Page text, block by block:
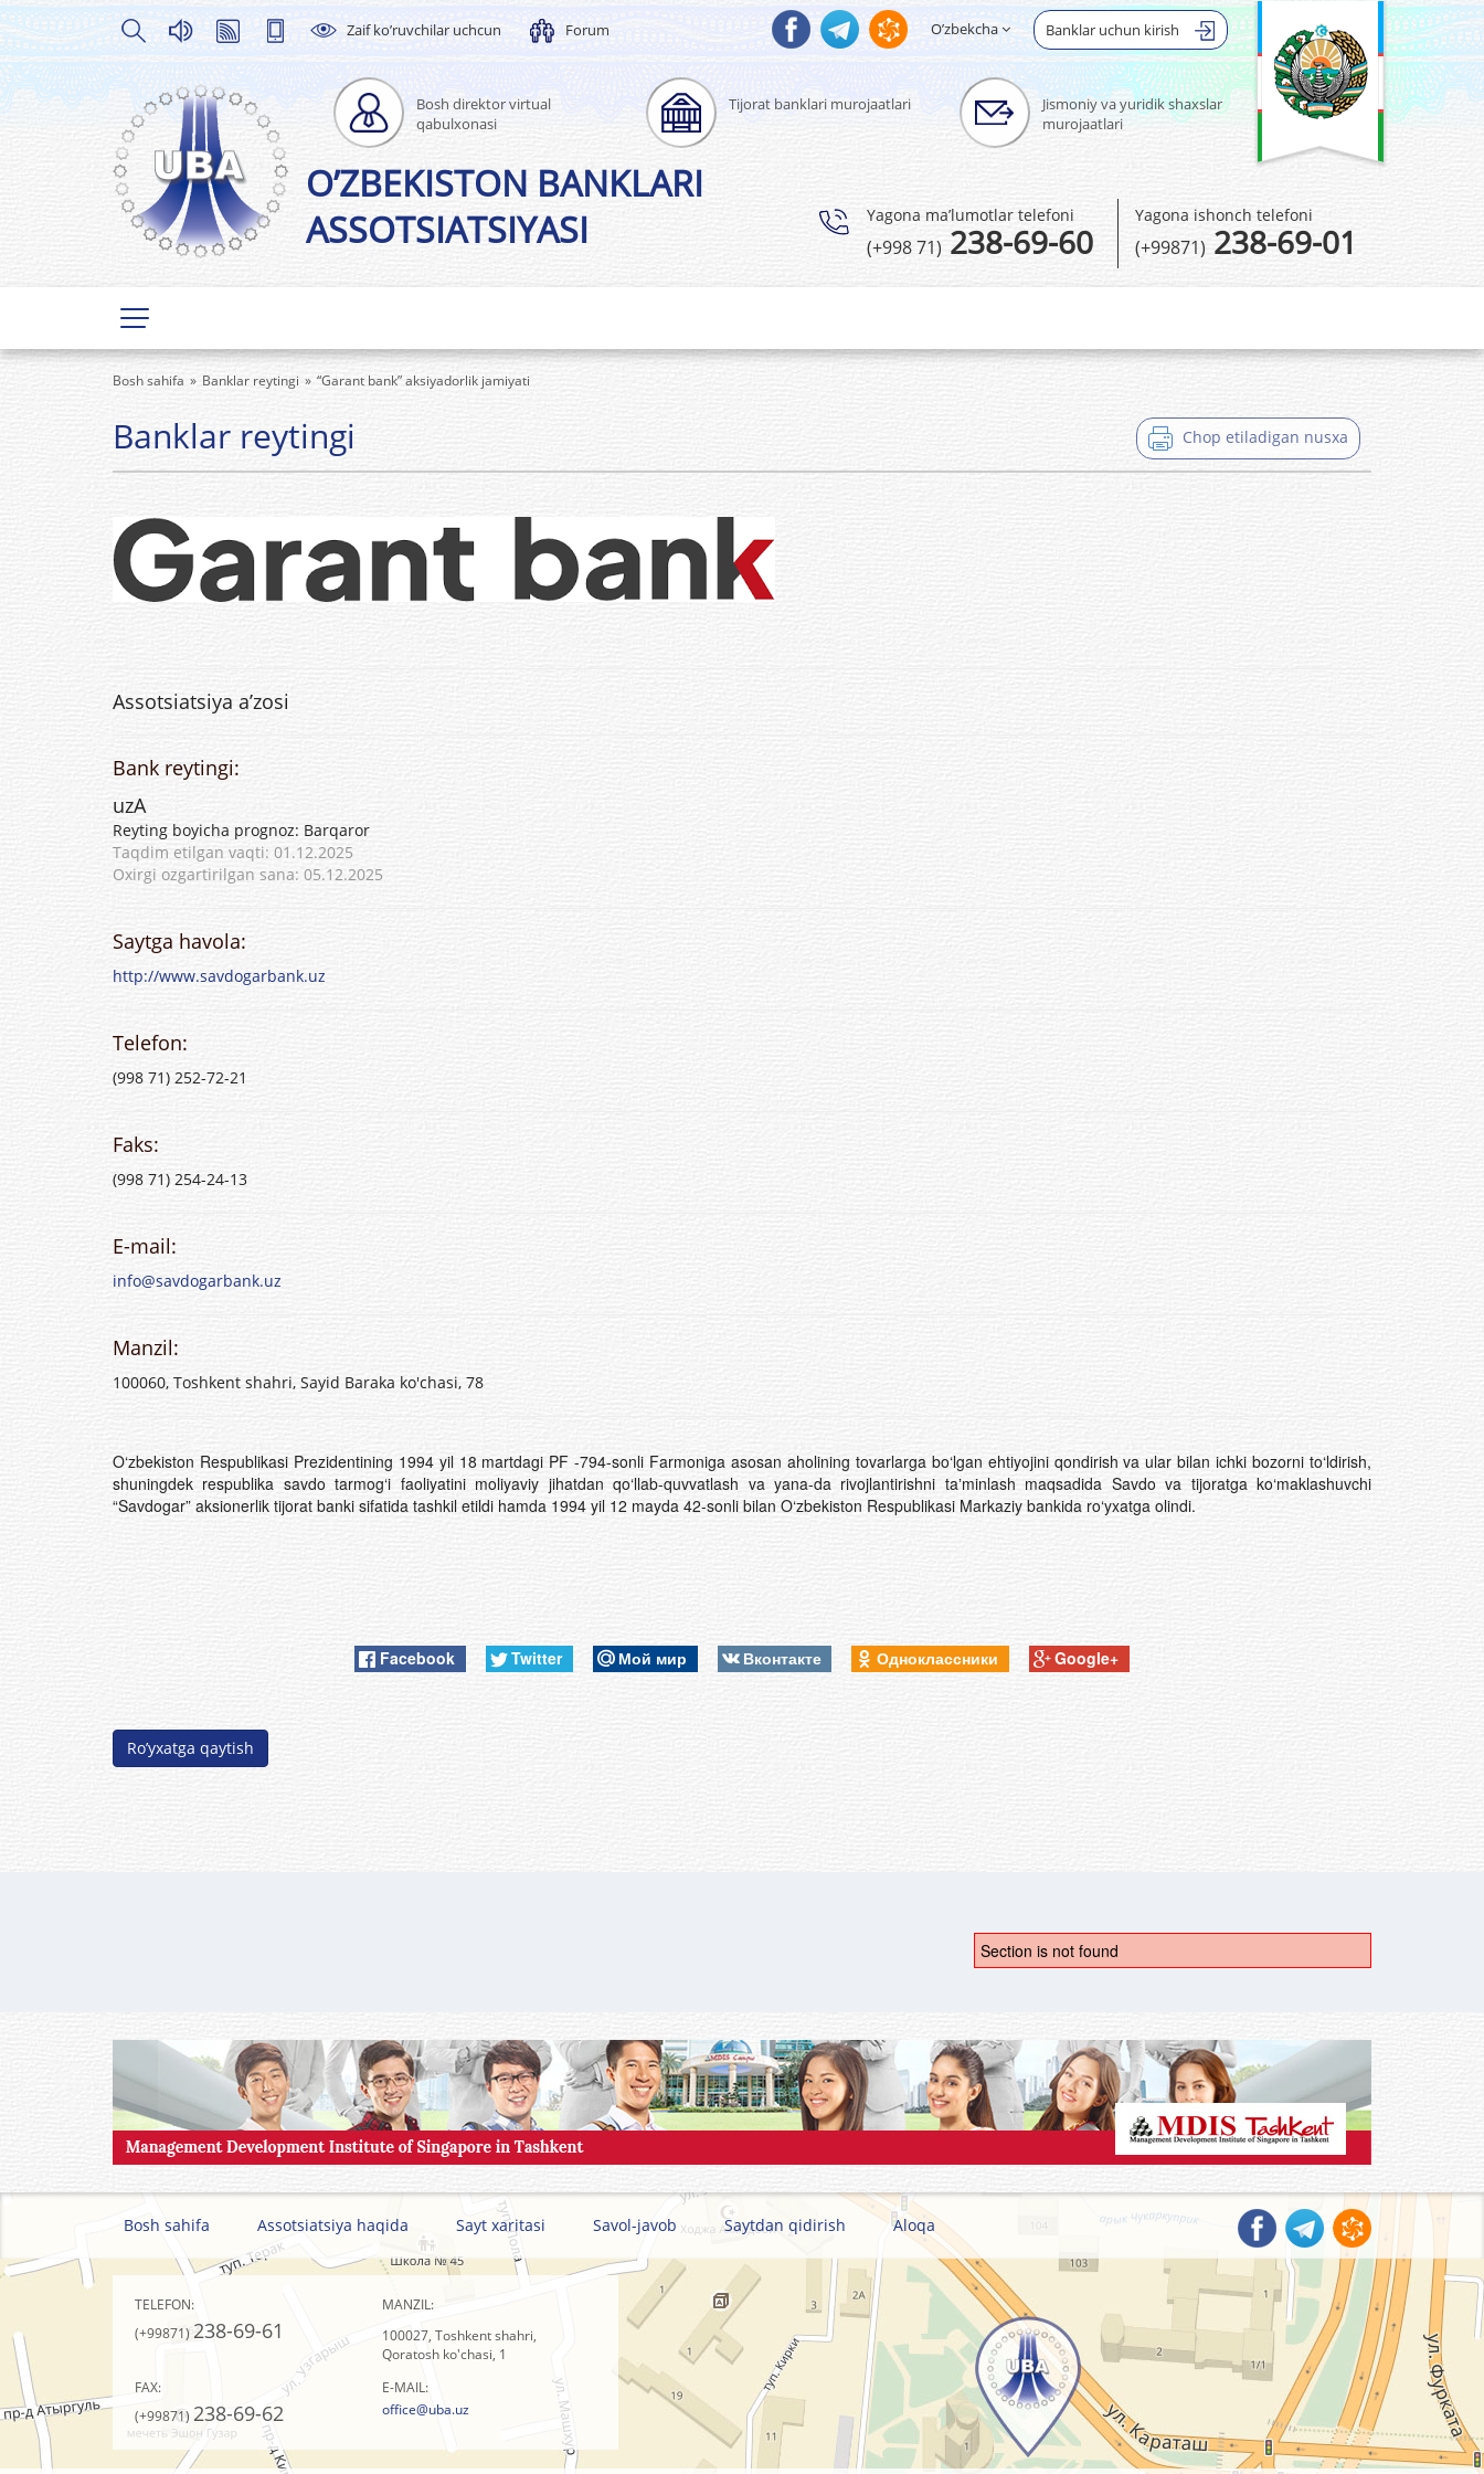
Zaif ko’ruvchilar uchcun Forum Banklar uchun kirish
O’zbekcha
Bosh direktor virtual
qabulxonasi
Tijorat banklari murojaatlari
Jismoniy va yuridik shaxslar
murojaatlari
O’ZBEKISTON BANKLARI
ASSOTSIATSIYASI
Yagona ma’lumotlar telefoni
(+998 71)238-69-60
Yagona ishonch telefoni
(+99871) 238-69-01
Bosh sahifa Banklar reytingi “Garant bank” aksiyadorlik jamiyati
Chop etiladigan nusxa
Banklar reytingi
Assotsiatsiya a’zosi
Bank reytingi:
uzA
Reyting boyicha prognoz: Barqaror
Taqdim etilgan vaqti: 01.12.2025
Oxirgi ozgartirilgan sana: 05.12.2025
Saytga havola:
http://www.savdogarbank.uz
Telefon:
(998 71) 252-72-21
Faks:
(998 71) 254-24-13
E-mail:
info@savdogarbank.uz
Manzil:
100060, Toshkent shahri, Sayid Baraka ko'chasi, 78
O‘zbekiston Respublikasi Prezidentining 1994 yil 18 martdagi PF -794-sonli Farmoniga asosan aholining tovarlarga bo‘lgan ehtiyojini qondirish va ular bilan ichki bozorni to‘ldirish,
shuningdek respublika savdo tarmog‘i faoliyatini moliyaviy jihatdan qo‘llab-quvvatlash va yana-da rivojlantirishni taʼminlash maqsadida Savdo va tijoratga ko‘maklashuvchi
“Savdogar” aksionerlik tijorat banki sifatida tashkil etildi hamda 1994 yil 12 mayda 42-sonli bilan O‘zbekiston Respublikasi Markaziy bankida ro‘yxatga olindi.
Facebook Twitter Мой мир Вконтакте Одноклассники Google+
Ro’yxatga qaytish
Section is not found
Bosh sahifa Assotsiatsiya haqida Sayt xaritasi Savol-javob Saytdan qidirish Aloqa
TELEFON:
(+99871)238-69-61
MANZIL:
100027, Toshkent shahri,
Qoratosh ko'chasi, 1
FAX:
(+99871) 238-69-62
E-MAIL:
office@uba.uz